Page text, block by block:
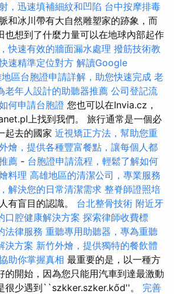
，迅速填補細紋和凹陷 台中按摩排毒
和冰川帶有大自然雕塑家的跡象，而
也想到了什麼力量可以在地球內部起作
快速有效的牆面漏水處理 撥筋技術教
速精準定位對方 解讀Google
區台胞證申請詳解，助您快速完成 老
老年人設計的助聽器推薦 公司登記流
何申請台胞證 您也可以在Invia.cz，
上找到我們。 旅行通常是一個必
起去的國家 近視矯正方法，幫助您重
燴，提供各種豐富餐點，讓每個人都
薦 - 台胞證申請流程，輕鬆了解如何
料理 高雄地區的清潔公司，專業服務
解決您的日常清潔需求 整脊師證照培
有盲目的認識。 台北整骨技術 附近牙
口腔健康解決方案 探索律師收費標
法律服務 重聽專用助聽器，專為重聽
決方案 新竹外燴，提供獨特的餐飲體
助你掌握真相 最重要的是，以一種方
的開始，因為您只能用汽車到達最激動
很少遇到``szkker.szker.kőd''。 完善